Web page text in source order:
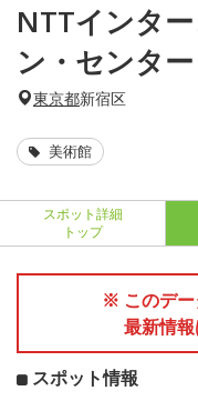
NTTインタ
ン・センタ
東京都新宿区
美術館
スポット詳細
トップ
※ このデー
最新情報
スポット情報